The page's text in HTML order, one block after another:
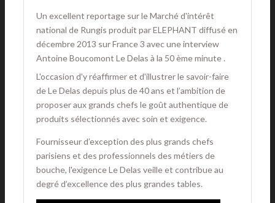
Un excellent reportage sur le Marché d'intérêt
national de Rungis produit par ELEPHANT diffusé en
décembre 2013 sur France 3 avec une interview
Antoine Boucomont Le Delas à la 50 ème minute .
L'occasion d'y réaffirmer et d'illustrer le savoir-faire
de Le Delas depuis plus de 40 ans et l’ambition de
proposer aux grands chefs le goût authentique de
produits sélectionnés avec soin et exigence.
Fournisseur d’exception des plus grands chefs
parisiens et des professionnels des métiers de
bouche, l'exigence Le Delas veille et contribue au
degré d’excellence des plus grandes tables.